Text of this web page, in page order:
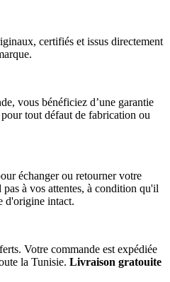
certifiés et issus directement
vous bénéficiez d’une garantie
tout défaut de fabrication ou
échanger ou retourner votre
à vos attentes, à condition qu'il
d'origine intact.
Votre commande est expédiée
la Tunisie. Livraison gratouite